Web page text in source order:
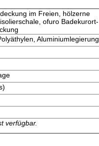
im Freien, hölzerne
ofuro Badekurort-
Aluminiumlegierung
verfügbar.